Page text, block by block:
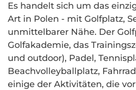
Es handelt sich um das
Art in Polen - mit Golfplatz,
unmittelbarer Nähe. Der
Golfakademie, das
und outdoor), Padel,
Beachvolleyballplatz,
einige der Aktivitäten, die